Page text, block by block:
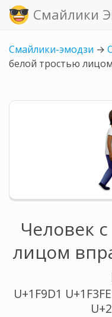
Смайлики
Смайлики-эмодзи →
белой тростью
Человек
лицом
U+1F9D1